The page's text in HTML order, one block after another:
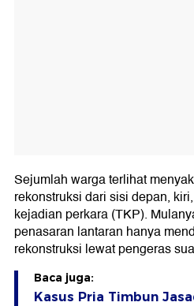
Sejumlah warga terlihat
rekonstruksi dari sisi depan,
kejadian perkara (TKP).
penasaran lantaran hanya
rekonstruksi lewat pengeras
Baca juga:
Kasus Pria Timbun